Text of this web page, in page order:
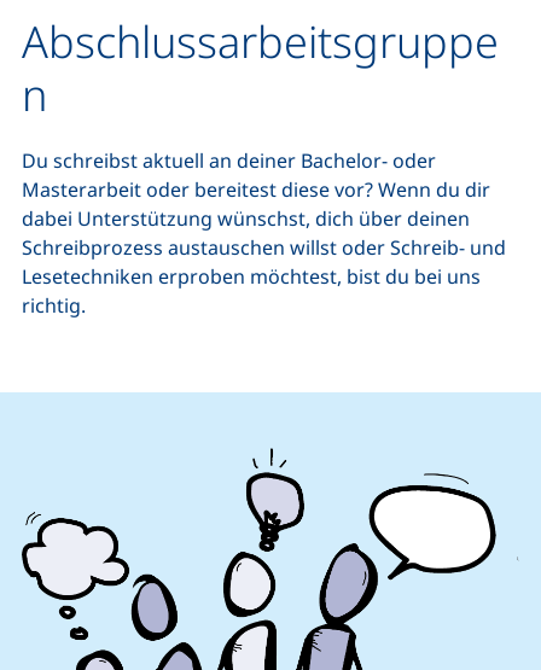
Abschlussarbeitsgruppe
n
Du schreibst aktuell an deiner Bachelor- oder
Masterarbeit oder bereitest diese vor? Wenn du dir
dabei Unterstützung wünschst, dich über deinen
Schreibprozess austauschen willst oder Schreib- und
Lesetechniken erproben möchtest, bist du bei uns
richtig.